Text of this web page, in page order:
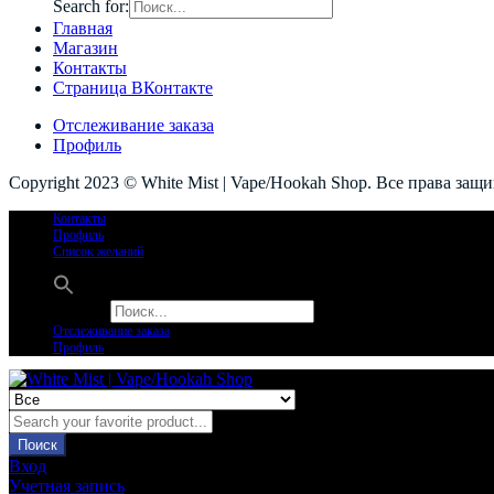
Search for:
Главная
Магазин
Контакты
Страница ВКонтакте
Отслеживание заказа
Профиль
Copyright 2023 © White Mist | Vape/Hookah Shop. Все права
Контакты
Профиль
Список желаний
Отслеживание заказа
Профиль
Поиск
Вход
Учетная запись